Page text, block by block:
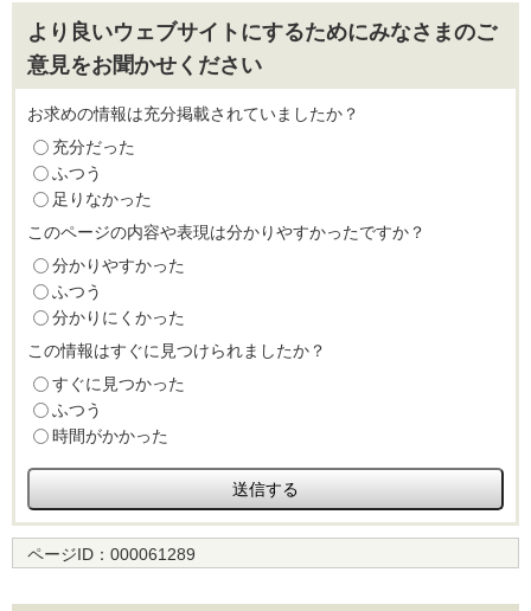
より良いウェブサイトにするためにみなさまのご
意見をお聞かせください
お求めの情報は充分掲載されていましたか？
充分だった
ふつう
足りなかった
このページの内容や表現は分かりやすかったですか？
分かりやすかった
ふつう
分かりにくかった
この情報はすぐに見つけられましたか？
すぐに見つかった
ふつう
時間がかかった
ページID： 000061289